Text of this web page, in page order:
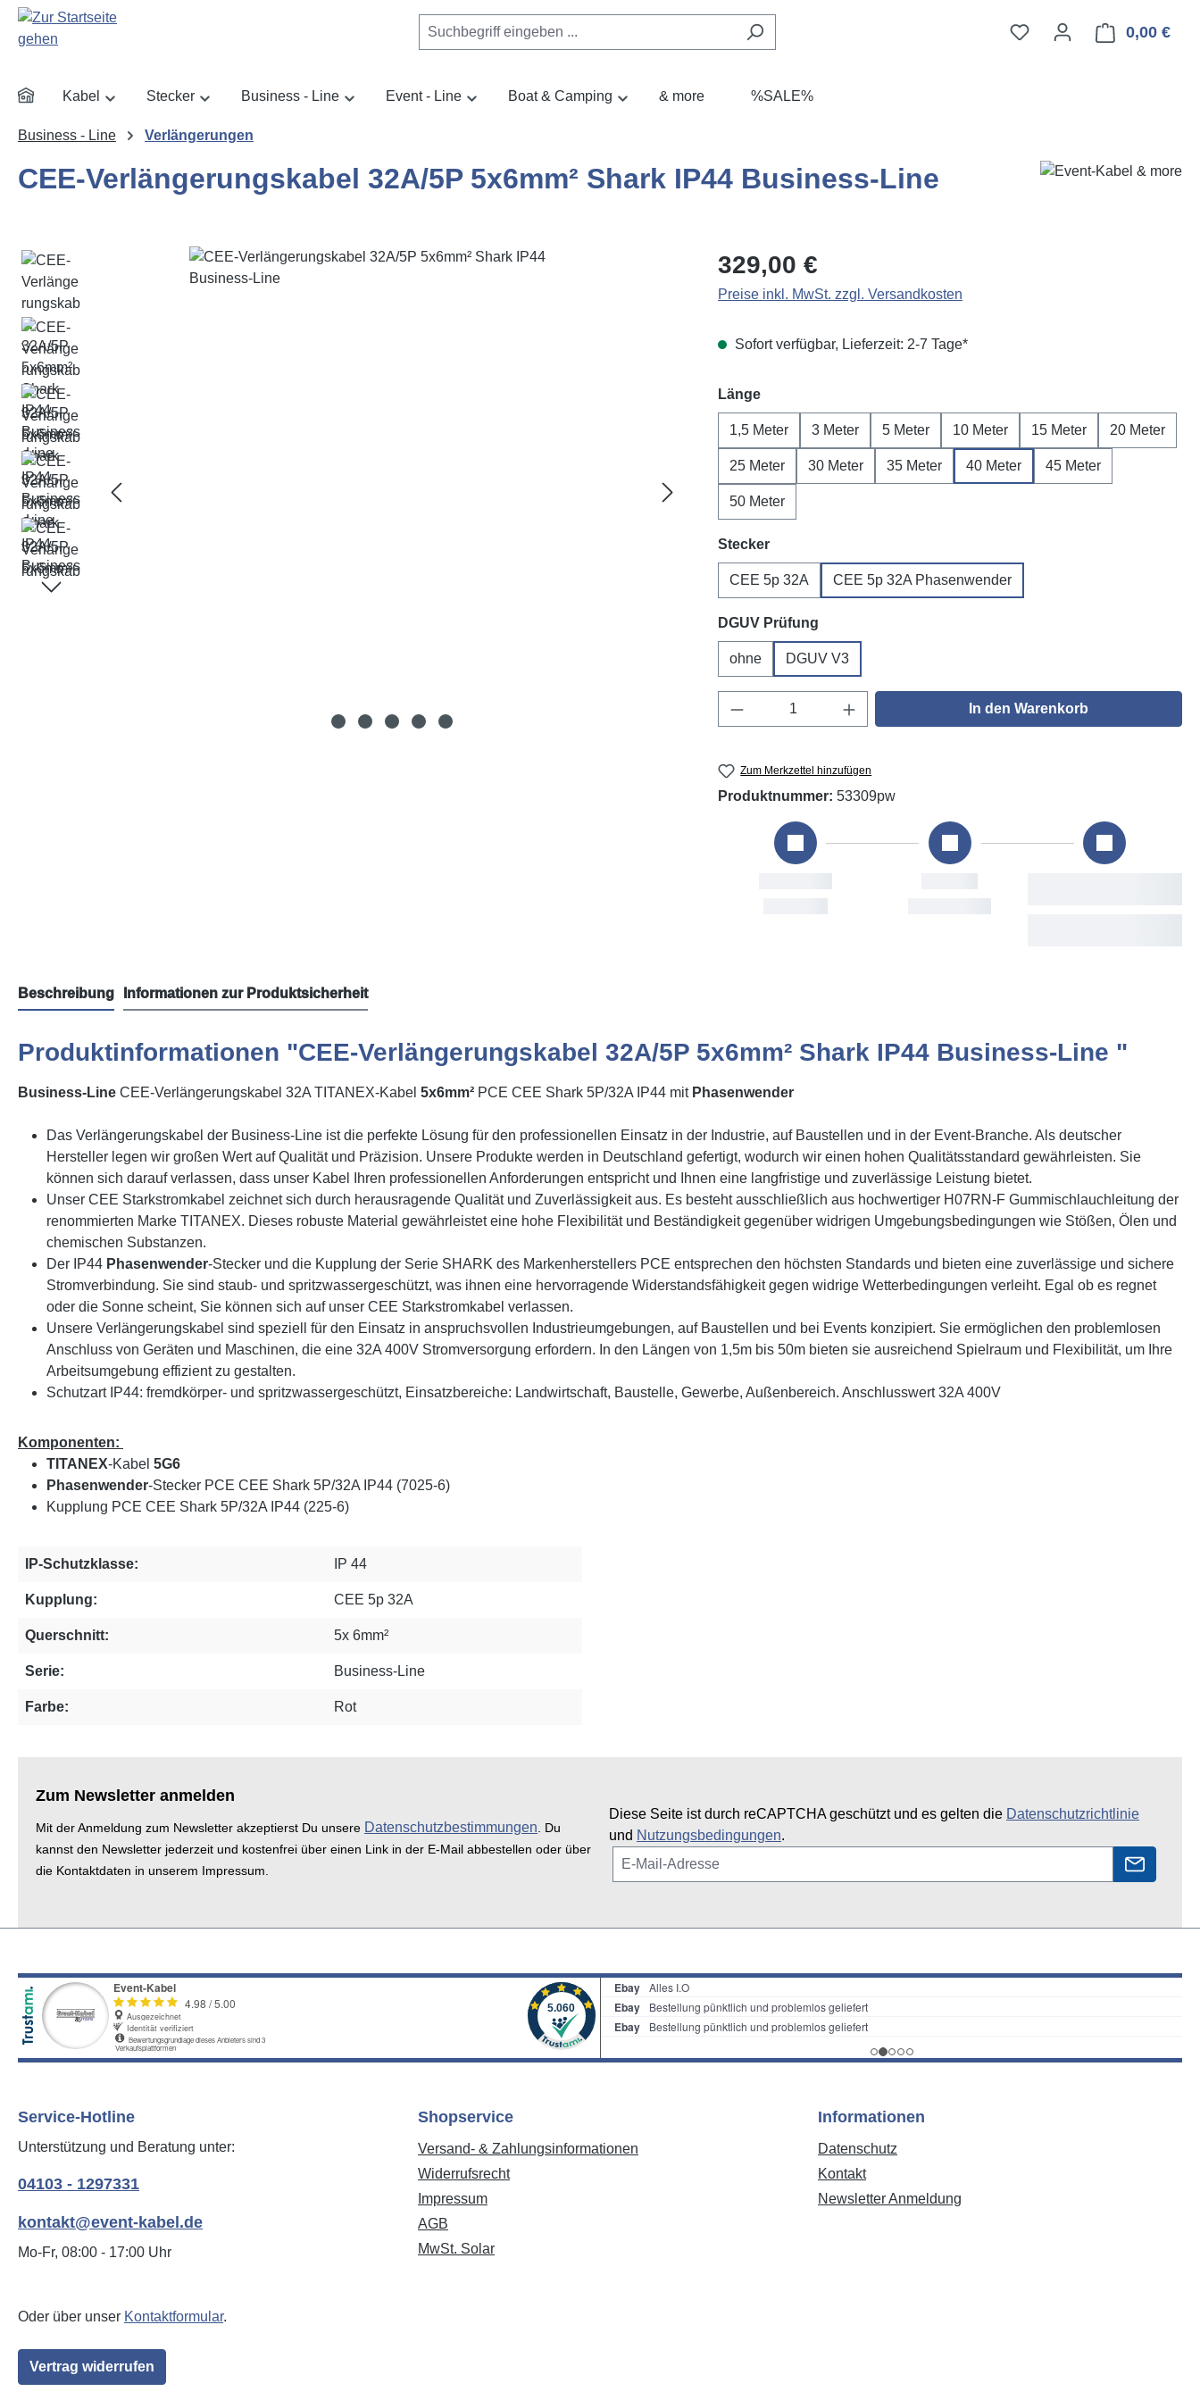
Hauptinhalt springen
Zur Suche springen
Zur Hauptnavigation springen
0,00 €
Kabel Stecker Business - Line Event - Line Boat & Camping & more %SALE%
Business - Line Verlängerungen
CEE-Verlängerungskabel 32A/5P 5x6mm² Shark IP44 Business-Line
Bildergalerie überspringen Regulärer Preis:
329,00 €
Preise inkl. MwSt. zzgl. Versandkosten
Sofort verfügbar, Lieferzeit: 2-7 Tage*
Längeauswählen
1,5 Meter 3 Meter 5 Meter 10 Meter 15 Meter 20 Meter
25 Meter 30 Meter 35 Meter 40 Meter 45 Meter
50 Meter
Steckerauswählen
CEE 5p 32A CEE 5p 32A Phasenwender
DGUV Prüfung
ohne DGUV V3
Produkt Anzahl: Gib den gewünschten Wert ein
In den Warenkorb
Zum Merkzettel hinzufügen
Produktnummer: 53309pw
Lieferung
Beschreibung Informationen zur Produktsicherheit
Produktinformationen "CEE-Verlängerungskabel 32A/5P 5x6mm² Shark IP44 Business-Line "
Business-Line CEE-Verlängerungskabel 32A TITANEX-Kabel 5x6mm² PCE CEE Shark 5P/32A IP44 mit Phasenwender
Das Verlängerungskabel der Business-Line ist die perfekte Lösung für den professionellen Einsatz in der Industrie, auf Baustellen und in der Event-Branche. Als deutscher
Hersteller legen wir großen Wert auf Qualität und Präzision. Unsere Produkte werden in Deutschland gefertigt, wodurch wir einen hohen Qualitätsstandard gewährleisten. Sie
können sich darauf verlassen, dass unser Kabel Ihren professionellen Anforderungen entspricht und Ihnen eine langfristige und zuverlässige Leistung bietet.
Unser CEE Starkstromkabel zeichnet sich durch herausragende Qualität und Zuverlässigkeit aus. Es besteht ausschließlich aus hochwertiger H07RN-F Gummischlauchleitung der
renommierten Marke TITANEX. Dieses robuste Material gewährleistet eine hohe Flexibilität und Beständigkeit gegenüber widrigen Umgebungsbedingungen wie Stößen, Ölen und
chemischen Substanzen.
Der IP44 Phasenwender-Stecker und die Kupplung der Serie SHARK des Markenherstellers PCE entsprechen den höchsten Standards und bieten eine zuverlässige und sichere
Stromverbindung. Sie sind staub- und spritzwassergeschützt, was ihnen eine hervorragende Widerstandsfähigkeit gegen widrige Wetterbedingungen verleiht. Egal ob es regnet
oder die Sonne scheint, Sie können sich auf unser CEE Starkstromkabel verlassen.
Unsere Verlängerungskabel sind speziell für den Einsatz in anspruchsvollen Industrieumgebungen, auf Baustellen und bei Events konzipiert. Sie ermöglichen den problemlosen
Anschluss von Geräten und Maschinen, die eine 32A 400V Stromversorgung erfordern. In den Längen von 1,5m bis 50m bieten sie ausreichend Spielraum und Flexibilität, um Ihre
Arbeitsumgebung effizient zu gestalten.
Schutzart IP44: fremdkörper- und spritzwassergeschützt, Einsatzbereiche: Landwirtschaft, Baustelle, Gewerbe, Außenbereich. Anschlusswert 32A 400V
Komponenten:
TITANEX-Kabel 5G6
Phasenwender-Stecker PCE CEE Shark 5P/32A IP44 (7025-6)
Kupplung PCE CEE Shark 5P/32A IP44 (225-6)
IP-Schutzklasse: IP 44
Kupplung: CEE 5p 32A
Querschnitt: 5x 6mm²
Serie: Business-Line
Farbe: Rot
Zum Newsletter anmelden
Mit der Anmeldung zum Newsletter akzeptierst Du unsere Datenschutzbestimmungen. Du
kannst den Newsletter jederzeit und kostenfrei über einen Link in der E-Mail abbestellen oder über
die Kontaktdaten in unserem Impressum.
Diese Seite ist durch reCAPTCHA geschützt und es gelten die Datenschutzrichtlinie
und Nutzungsbedingungen.
Service-Hotline
Unterstützung und Beratung unter:
04103 - 1297331
kontakt@event-kabel.de
Mo-Fr, 08:00 - 17:00 Uhr
Oder über unser Kontaktformular.
Vertrag widerrufen
Shopservice
Versand- & Zahlungsinformationen
Widerrufsrecht
Impressum
AGB
MwSt. Solar
Informationen
Datenschutz
Kontakt
Newsletter Anmeldung